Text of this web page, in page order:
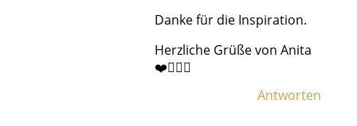
Danke für die Inspiration.
Herzliche Grüße von Anita
❤️🙋🏼‍♀️
Antworten